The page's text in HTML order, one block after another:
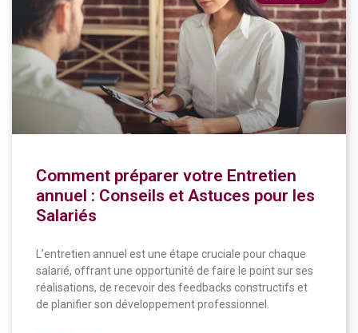
Comment préparer votre Entretien
annuel : Conseils et Astuces pour les
Salariés
L’entretien annuel est une étape cruciale pour chaque
salarié, offrant une opportunité de faire le point sur ses
réalisations, de recevoir des feedbacks constructifs et
de planifier son développement professionnel.